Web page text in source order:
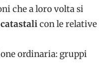
che a loro volta si
con le relative
ordinaria: gruppi